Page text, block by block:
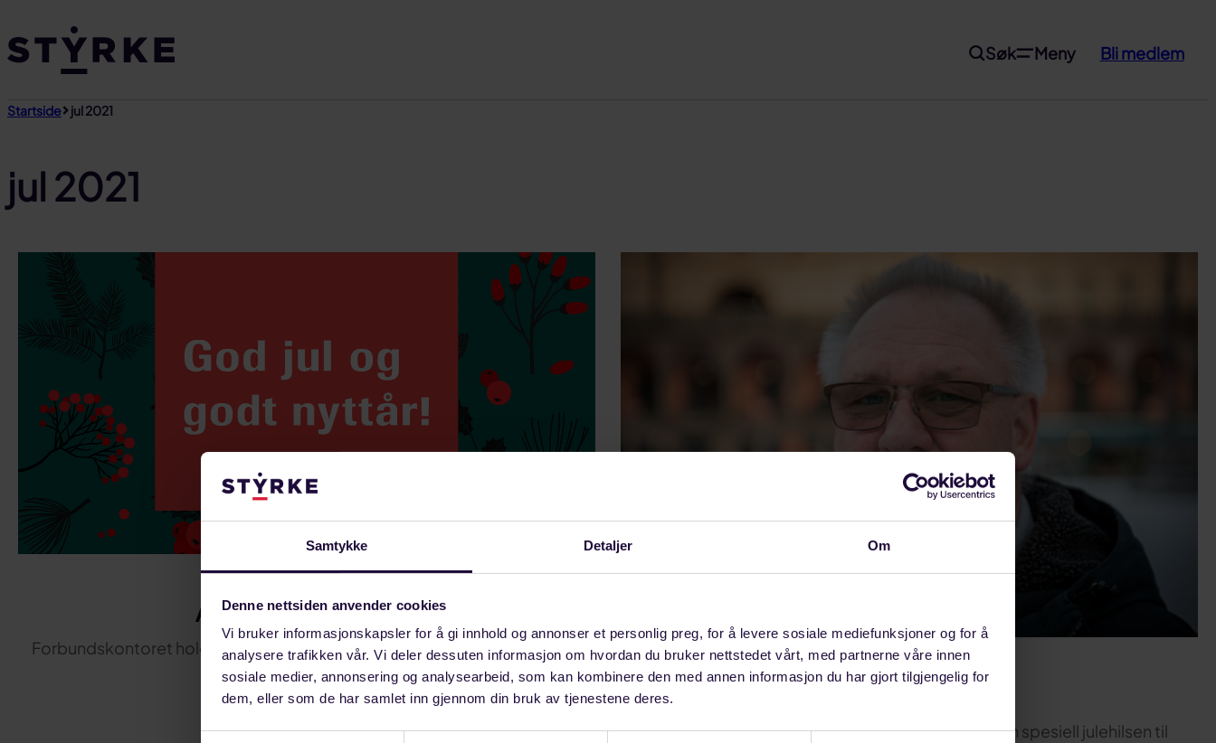
Samtykke Detaljer Om
Denne nettsiden anvender cookies
Vi bruker informasjonskapsler for å gi innhold og annonser et personlig preg, for å levere sosiale mediefunksjoner og for å
analysere trafikken vår. Vi deler dessuten informasjon om hvordan du bruker nettstedet vårt, med partnerne våre innen
sosiale medier, annonsering og analysearbeid, som kan kombinere den med annen informasjon du har gjort tilgjengelig for
dem, eller som de har samlet inn gjennom din bruk av tjenestene deres.
til
innhold
Søk Meny Bli medlem
Startside jul 2021
jul 2021
DESEMBER 14, 2021
Åpningstider i julen
Forbundskontoret holder stengt fra 23. desember 2021 til 3. januar 2022.
LANDINDUSTRI
DESEMBER 14, 2021
Året som er gått
Forbundsleder oppsummerer året 2021 og gir en spesiell julehilsen til